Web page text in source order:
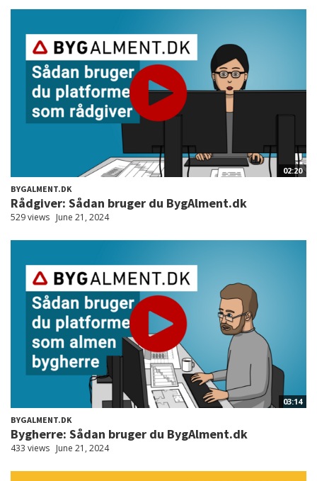
02:20
BYGALMENT.DK
Rådgiver: Sådan bruger du BygAlment.dk
529 views June 21, 2024
03:14
BYGALMENT.DK
Bygherre: Sådan bruger du BygAlment.dk
433 views June 21, 2024